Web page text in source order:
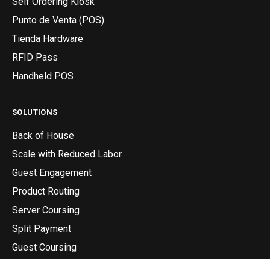
Punto de Venta (POS)
Tienda Hardware
RFID Pass
Handheld POS
SOLUTIONS
Back of House
Scale with Reduced Labor
Guest Engagement
Product Routing
Server Coursing
Split Payment
Guest Coursing